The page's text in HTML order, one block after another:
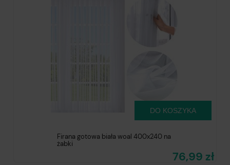
Firana gotowa biała woal 400x240 na
żabki
76,99 zł
DO KOSZYKA